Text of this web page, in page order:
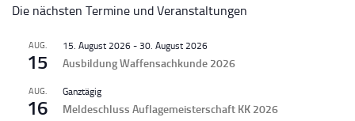
Die nächsten Termine und Veranstaltungen
AUG.
15
15. August 2026 - 30. August 2026
Ausbildung Waffensachkunde 2026
AUG.
16
Ganztägig
Meldeschluss Auflagemeisterschaft KK 2026